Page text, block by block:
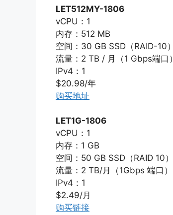
LET512MY-1806
vCPU：1
内存：512 MB
空间：30 GB SSD（RAID-10）
流量：2 TB / 月（1 Gbps端口）
IPv4：1
$20.98/年
购买地址
LET1G-1806
vCPU：1
内存：1 GB
空间：50 GB SSD（RAID 10）
流量：2 TB/月（1Gbps 端口）
IPv4：1
$2.49/月
购买链接